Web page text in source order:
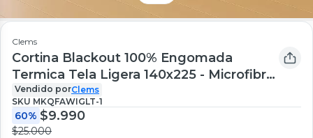
Clems
Cortina Blackout 100% Engomada
Termica Tela Ligera 140x225 - Microfibra
Premium - 1 Paño Rosa
Vendido porClems
SKU MKQFAWIGLT-1
60% $9.990
$25.000